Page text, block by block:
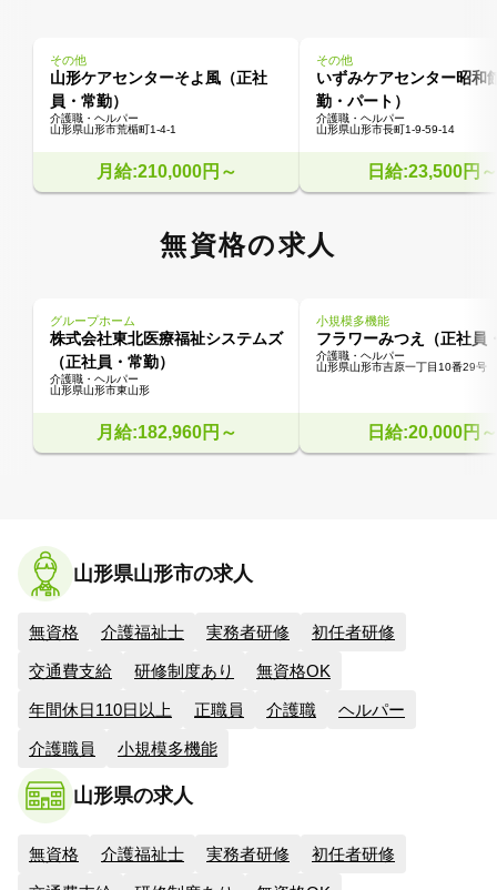
その他
山形ケアセンターそよ風（正社
員・常勤）
介護職・ヘルパー
山形県山形市荒楯町1-4-1
月給:210,000円～
その他
いずみケアセンター昭和
勤・パート）
介護職・ヘルパー
山形県山形市長町1-9-59-14
日給:23,500円～
無資格の求人
グループホーム
株式会社東北医療福祉システムズ
（正社員・常勤）
介護職・ヘルパー
山形県山形市東山形
月給:182,960円～
小規模多機能
フラワーみつえ（正社員
介護職・ヘルパー
山形県山形市吉原一丁目10番29号
日給:20,000円～
山形県山形市の求人
無資格 介護福祉士 実務者研修 初任者研修
交通費支給 研修制度あり 無資格OK
年間休日110日以上 正職員 介護職 ヘルパー
介護職員 小規模多機能
山形県の求人
無資格 介護福祉士 実務者研修 初任者研修